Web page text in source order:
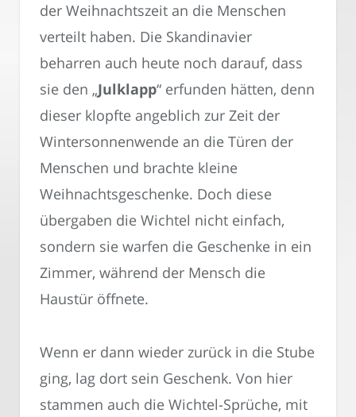
der Weihnachtszeit an die Menschen
verteilt haben. Die Skandinavier
beharren auch heute noch darauf, dass
sie den „Julklapp“ erfunden hätten, denn
dieser klopfte angeblich zur Zeit der
Wintersonnenwende an die Türen der
Menschen und brachte kleine
Weihnachtsgeschenke. Doch diese
übergaben die Wichtel nicht einfach,
sondern sie warfen die Geschenke in ein
Zimmer, während der Mensch die
Haustür öffnete.
Wenn er dann wieder zurück in die Stube
ging, lag dort sein Geschenk. Von hier
stammen auch die Wichtel-Sprüche, mit